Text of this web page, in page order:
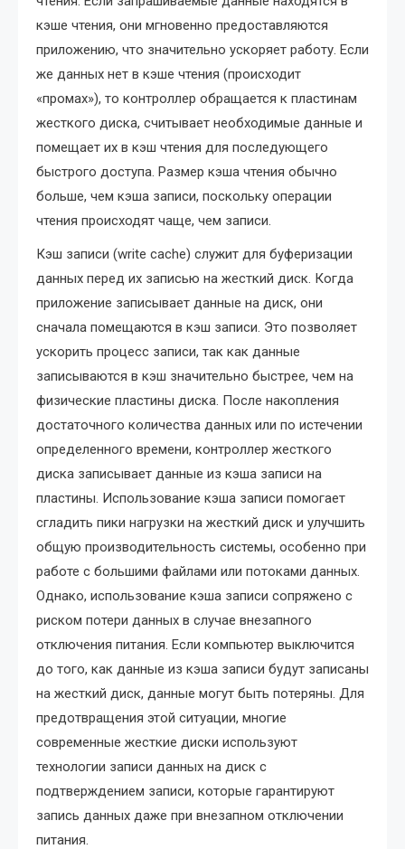
кэше чтения, они мгновенно предоставляются
приложению, что значительно ускоряет работу. Если
же данных нет в кэше чтения (происходит
«промах»), то контроллер обращается к пластинам
жесткого диска, считывает необходимые данные и
помещает их в кэш чтения для последующего
быстрого доступа. Размер кэша чтения обычно
больше, чем кэша записи, поскольку операции
чтения происходят чаще, чем записи.
Кэш записи (write cache) служит для буферизации
данных перед их записью на жесткий диск. Когда
приложение записывает данные на диск, они
сначала помещаются в кэш записи. Это позволяет
ускорить процесс записи, так как данные
записываются в кэш значительно быстрее, чем на
физические пластины диска. После накопления
достаточного количества данных или по истечении
определенного времени, контроллер жесткого
диска записывает данные из кэша записи на
пластины. Использование кэша записи помогает
сгладить пики нагрузки на жесткий диск и улучшить
общую производительность системы, особенно при
работе с большими файлами или потоками данных.
Однако, использование кэша записи сопряжено с
риском потери данных в случае внезапного
отключения питания. Если компьютер выключится
до того, как данные из кэша записи будут записаны
на жесткий диск, данные могут быть потеряны. Для
предотвращения этой ситуации, многие
современные жесткие диски используют
технологии записи данных на диск с
подтверждением записи, которые гарантируют
запись данных даже при внезапном отключении
питания.